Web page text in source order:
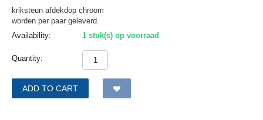
kriksteun afdekdop chroom
worden per paar geleverd.
Availability:
1 stuk(s) op voorraad
Quantity:
ADD TO CART